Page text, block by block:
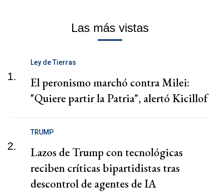
Las más vistas
1.
Ley de Tierras
El peronismo marchó contra Milei:
"Quiere partir la Patria", alertó Kicillof
2.
TRUMP
Lazos de Trump con tecnológicas
reciben críticas bipartidistas tras
descontrol de agentes de IA